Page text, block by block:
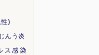
)
んう炎
ス感染